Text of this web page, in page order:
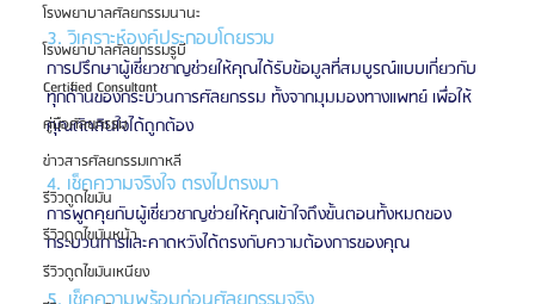
โรงพยาบาลศัลยกรรมนานะ
โรงพยาบาลศัลยกรรมรูบี
Certified Consultant
คู่มือศัลยกรรม
ข่าวสารศัลยกรรมเกาหลี
รีวิวดูดไขมัน
รีวิวดูดไขมันหน้า
รีวิวดูดไขมันเหนียง
3. วิเคราะห์องค์ประกอบโดยรวม
การปรึกษาผู้เชี่ยวชาญช่วยให้คุณได้รับข้อมูลที่สมบูรณ์แบบเกี่ยวกับ
ทุกด้านของกระบวนการศัลยกรรม ทั้งจากมุมมองทางแพทย์ เพื่อให้
คุณตัดสินใจได้ถูกต้อง
4. เช็คความจริงใจ ตรงไปตรงมา
การพูดคุยกับผู้เชี่ยวชาญช่วยให้คุณเข้าใจถึงขั้นตอนทั้งหมดของ
กระบวนการและคาดหวังได้ตรงกับความต้องการของคุณ